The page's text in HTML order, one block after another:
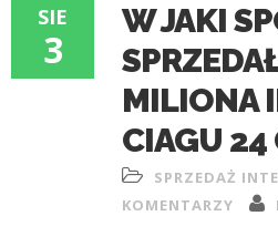
SIE
3
W JAKI
MILIONA
CIAGU 24
SPRZEDAŻ
KOMENTARZY